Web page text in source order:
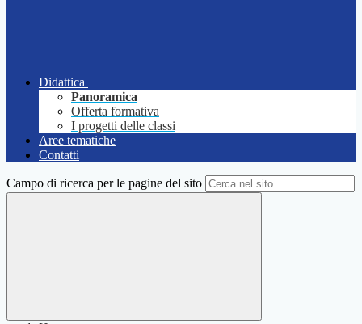
Didattica
Panoramica
Offerta formativa
I progetti delle classi
Aree tematiche
Contatti
Campo di ricerca per le pagine del sito